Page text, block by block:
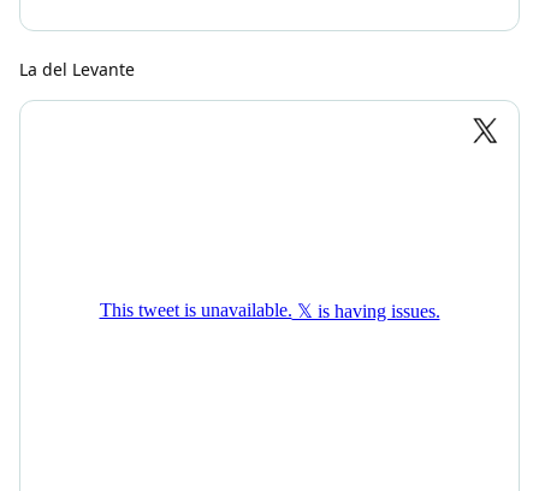
La del Levante